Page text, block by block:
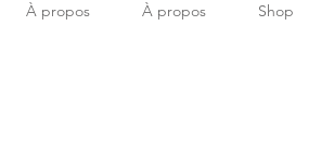
À propos À propos Shop